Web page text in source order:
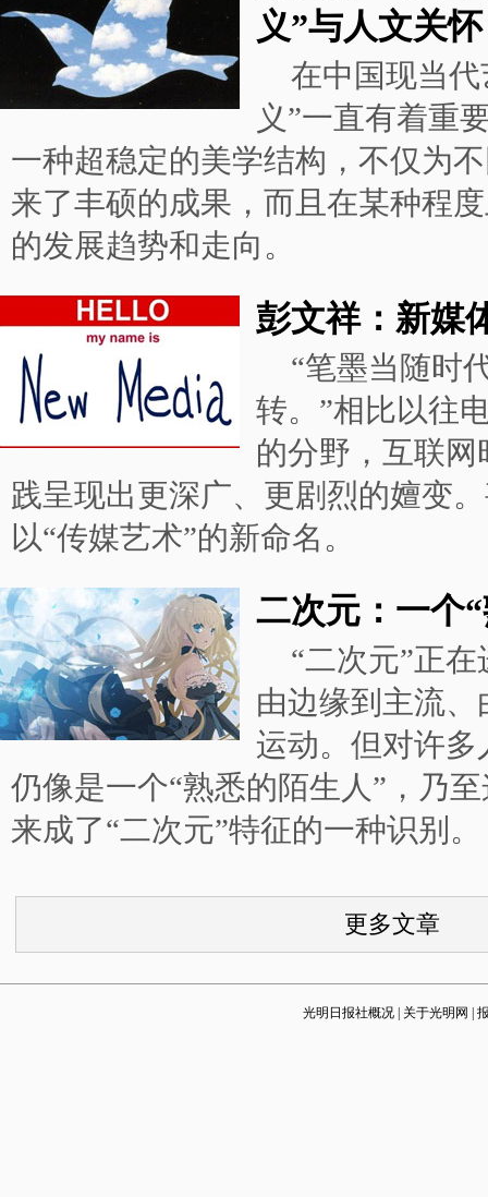
义”与人文关怀
在中国现当
义”一直有着重
一种超稳定的美学结构，不仅为
来了丰硕的成果，而且在某种程
的发展趋势和走向。
彭文祥：新媒
“笔墨当随时
转。”相比以往
的分野，互联
践呈现出更深广、更剧烈的嬗变
以“传媒艺术”的新命名。
二次元：一个
“二次元”正
由边缘到主流
运动。但对许
仍像是一个“熟悉的陌生人”，乃
来成了“二次元”特征的一种识别。
更多文章
光明日报社概况 关于光明网